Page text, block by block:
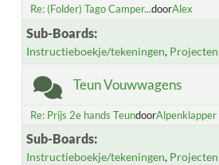
Re: (Folder) Tago Camper...doorAlex
Sub-Boards
Instructieboekje/tekeningen Projecten
Teun Vouwwagens
Re: Prijs 2e hands TeundoorAlpenklapper
Sub-Boards
Instructieboekje/tekeningen Projecten